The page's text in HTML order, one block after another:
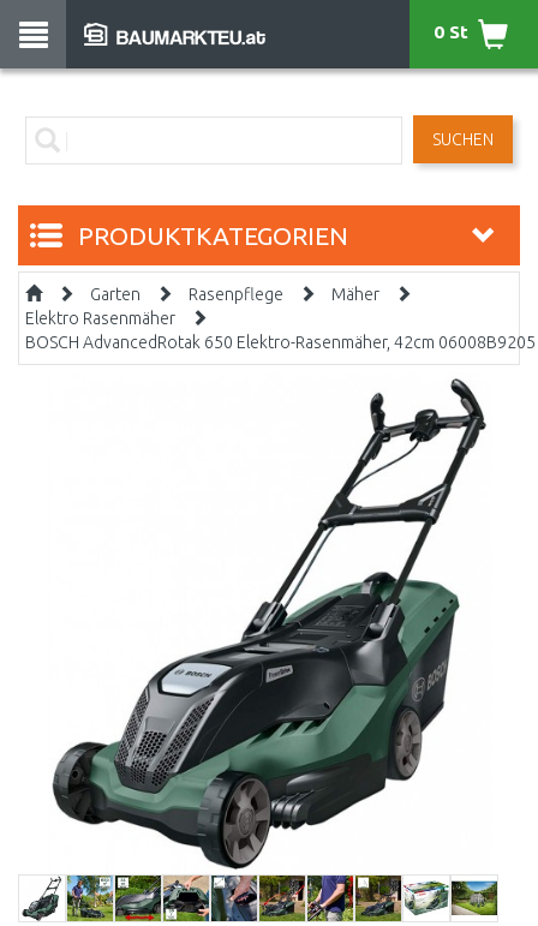
SUCHEN
0 St
PRODUKTKATEGORIEN
Garten Rasenpflege
Mäher
Elektro Rasenmäher
BOSCH AdvancedRotak 650 Elektro-Rasenmäher, 42cm 06008B9205